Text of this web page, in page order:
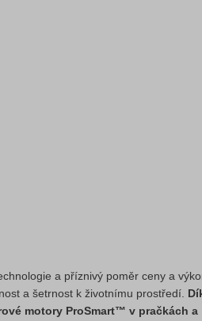
a příznivý poměr ceny a
a šetrnost k životnímu prostředí.
motory ProSmart™ v pračkách a